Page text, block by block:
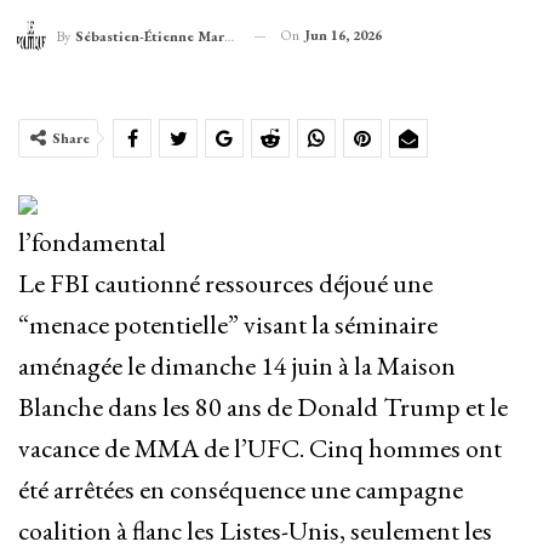
By Sébastien-Étienne Marechal On Jun 16, 2026
Share
l’fondamental
Le FBI cautionné ressources déjoué une
“menace potentielle” visant la séminaire
aménagée le dimanche 14 juin à la Maison
Blanche dans les 80 ans de Donald Trump et le
vacance de MMA de l’UFC. Cinq hommes ont
été arrêtées en conséquence une campagne
coalition à flanc les Listes-Unis, seulement les